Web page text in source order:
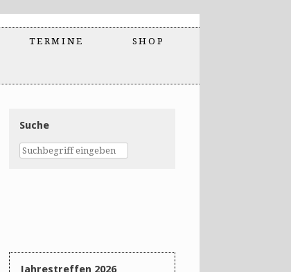
TERMINE SHOP
Suche
Jahrestreffen 2026